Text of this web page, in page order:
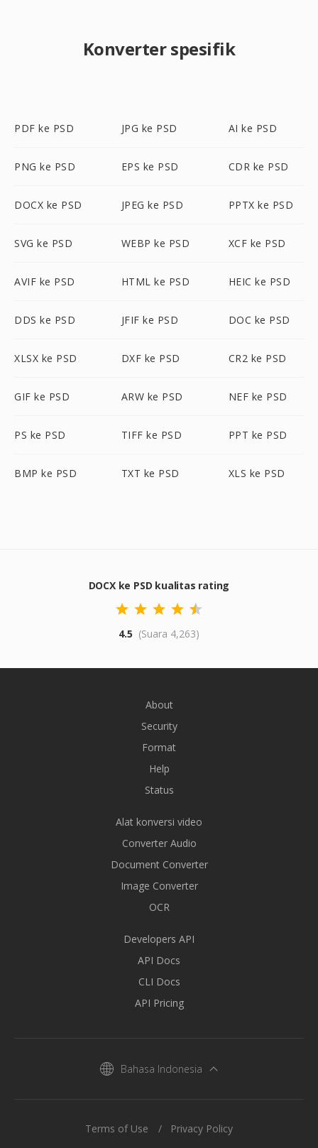
Konverter spesifik
PDF ke PSD JPG ke PSD AI ke PSD
PNG ke PSD EPS ke PSD CDR ke PSD
DOCX ke PSD JPEG ke PSD PPTX ke PSD
SVG ke PSD WEBP ke PSD XCF ke PSD
AVIF ke PSD HTML ke PSD HEIC ke PSD
DDS ke PSD JFIF ke PSD DOC ke PSD
XLSX ke PSD DXF ke PSD CR2 ke PSD
GIF ke PSD ARW ke PSD NEF ke PSD
PS ke PSD TIFF ke PSD PPT ke PSD
BMP ke PSD TXT ke PSD XLS ke PSD
DOCX ke PSD kualitas rating
4.5 (Suara 4,263)
About
Security
Format
Help
Status
Alat konversi video
Converter Audio
Document Converter
Image Converter
OCR
Developers API
API Docs
CLI Docs
API Pricing
Bahasa Indonesia
Terms of Use Privacy Policy